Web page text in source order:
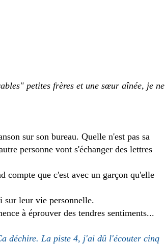
petites frères et une sœur aînée, je ne
sur son bureau. Quelle n'est pas sa
personne vont s'échanger des lettres
compte que c'est avec un garçon qu'elle
sur leur vie personnelle.
à éprouver des tendres sentiments...
déchire. La piste 4, j'ai dû l'écouter cinq